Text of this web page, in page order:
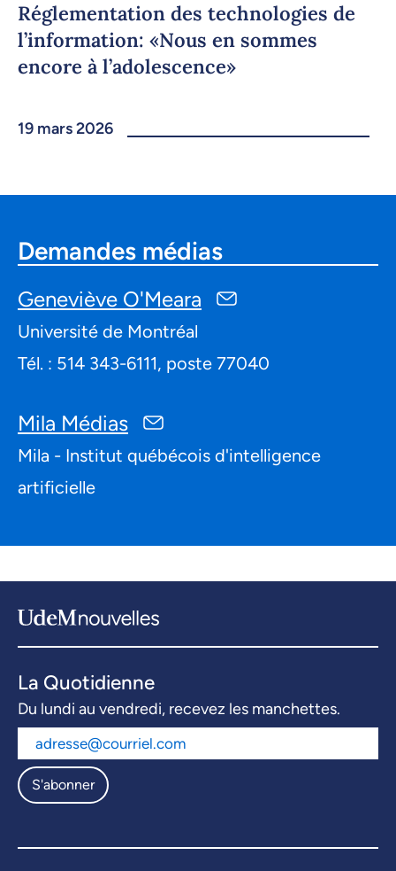
Réglementation des technologies de
l’information: «Nous en sommes
encore à l’adolescence»
19 mars 2026
Demandes médias
Geneviève O'Meara
Université de Montréal
Tél. : 514 343-6111, poste 77040
Mila Médias
Mila - Institut québécois d'intelligence
artificielle
La Quotidienne
Du lundi au vendredi, recevez les manchettes.
S'abonner